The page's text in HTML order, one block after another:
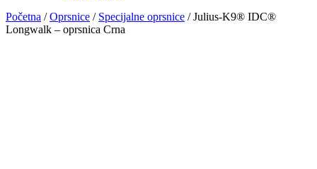
Početna /Oprsnice / Specijalne oprsnice / Julius-K9® IDC®
Longwalk – oprsnica Crna